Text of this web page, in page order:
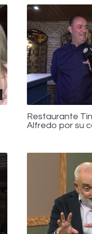
Restaurante
Alfredo por su